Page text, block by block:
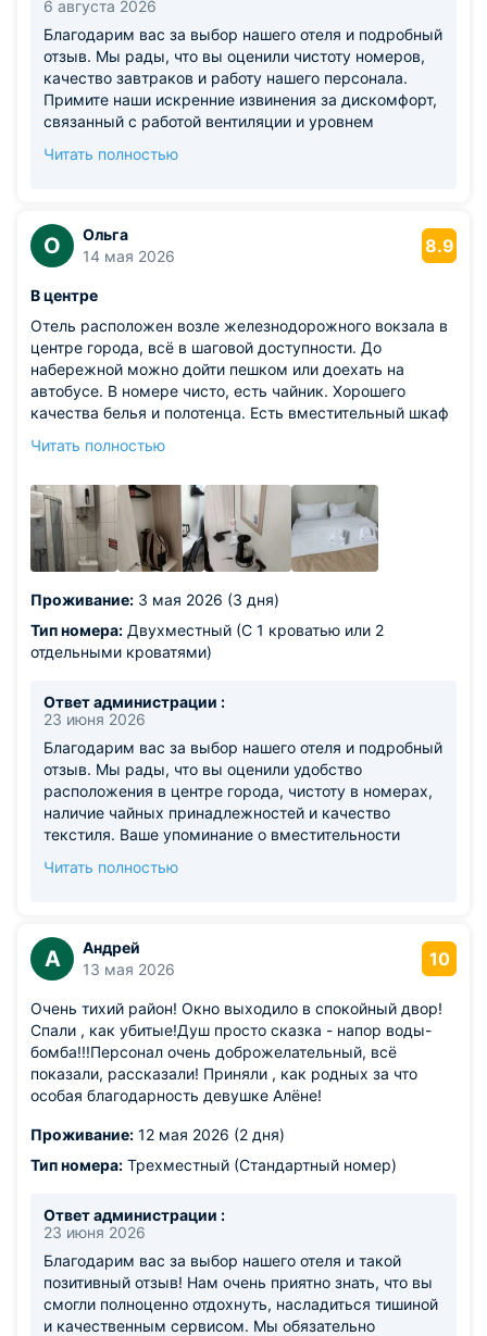
6 августа 2026
Благодарим вас за выбор нашего отеля и подробный
отзыв. Мы рады, что вы оценили чистоту номеров,
качество завтраков и работу нашего персонала.
Примите наши искренние извинения за дискомфорт,
связанный с работой вентиляции и уровнем
техническую службу для оперативного исправления
расположение кафе может быть неудобным, и
стараемся сделать путь до него максимально
понятным для гостей. Ваши комментарии помогают
нам становиться лучше. Будем рады видеть вас
только положительные впечатления.
Читать полностью
О
Ольга
14 мая 2026
8.9
В центре
Отель расположен возле железнодорожного вокзала в
центре города, всё в шаговой доступности. До
набережной можно дойти пешком или доехать на
автобусе. В номере чисто, есть чайник. Хорошего
качества белья и полотенца. Есть вместительный шкаф
Из недостатков: отель действительно мини, номер
кровать большая, но матрас неудобный. В отельный
набор не входят тапочки, но можно их купить у
администратора (пол холодный, плитка)
Читать полностью
Проживание: 3 мая 2026 (3 дня)
Тип номера: Двухместный (С 1 кроватью или 2
отдельными кроватями)
Ответ администрации :
23 июня 2026
Благодарим вас за выбор нашего отеля и подробный
отзыв. Мы рады, что вы оценили удобство
расположения в центре города, чистоту в номерах,
наличие чайных принадлежностей и качество
текстиля. Ваше упоминание о вместительности
поездки. Приносим извинения, если матрас и
площадь комнат при бронировании, чтобы гости
могли выбрать подходящий вариант. Будем рады
видеть вас снова и постараемся сделать ваш
следующий визит более комфортным.
Читать полностью
А
Андрей
13 мая 2026
10
Очень тихий район! Окно выходило в спокойный двор!
Спали , как убитые!Душ просто сказка - напор воды-
бомба!!!Персонал очень доброжелательный, всё
показали, рассказали! Приняли , как родных за что
особая благодарность девушке Алёне!
Проживание: 12 мая 2026 (2 дня)
Тип номера: Трехместный (Стандартный номер)
Ответ администрации :
23 июня 2026
Благодарим вас за выбор нашего отеля и такой
позитивный отзыв! Нам очень приятно знать, что вы
смогли полноценно отдохнуть, насладиться тишиной
и качественным сервисом. Мы обязательно